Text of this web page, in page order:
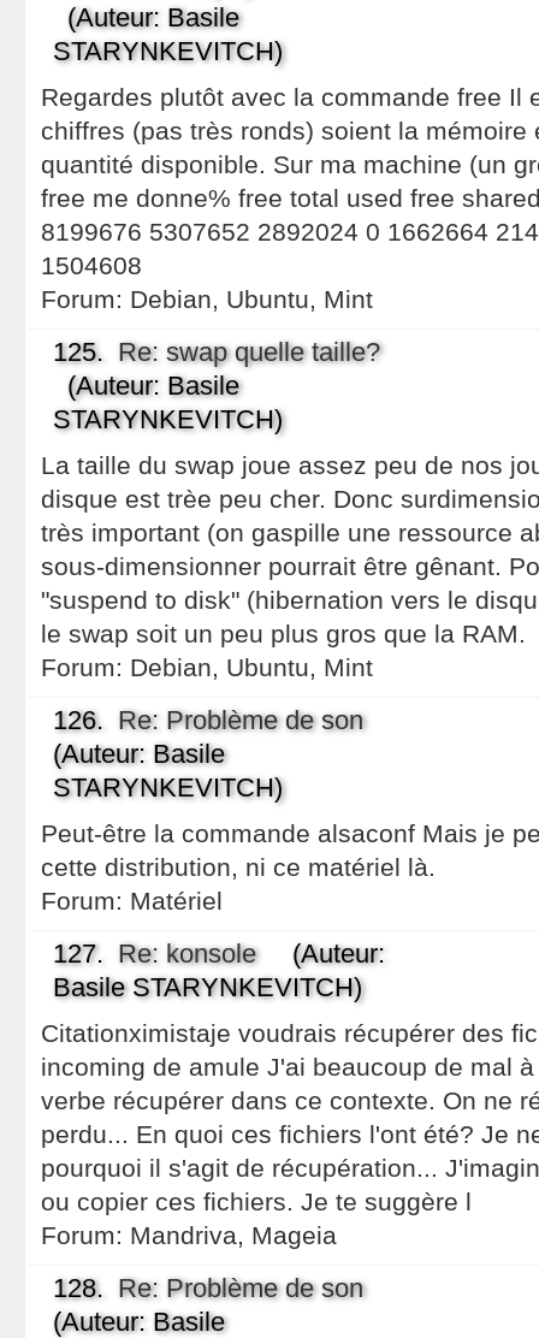
(Auteur: Basile
STARYNKEVITCH)
Regardes plutôt avec la commande free Il
chiffres (pas très ronds) soient la
quantité disponible. Sur ma machine (un
free me donne% free total used free
8199676 5307652 2892024 0 1662664
1504608
Forum: Debian, Ubuntu, Mint
125. Re: swap quelle taille?
(Auteur: Basile
STARYNKEVITCH)
La taille du swap joue assez peu de nos
disque est trèe peu cher. Donc
très important (on gaspille une ressource
sous-dimensionner pourrait être gênant.
"suspend to disk" (hibernation vers le
le swap soit un peu plus gros que la RAM.
Forum: Debian, Ubuntu, Mint
126. Re: Problème de son
(Auteur: Basile
STARYNKEVITCH)
Peut-être la commande alsaconf Mais je
cette distribution, ni ce matériel là.
Forum: Matériel
127. Re: konsole(Auteur:
Basile STARYNKEVITCH)
Citationximistaje voudrais récupérer des
incoming de amule J'ai beaucoup de mal
verbe récupérer dans ce contexte. On ne
perdu... En quoi ces fichiers l'ont été? Je
pourquoi il s'agit de récupération...
ou copier ces fichiers. Je te suggère l
Forum: Mandriva, Mageia
128. Re: Problème de son
(Auteur: Basile